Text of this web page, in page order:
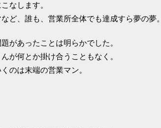
なします。
ど、誰も、営業所全体でも達成すら夢の夢。
があったことは明らかでした。
が何とか掛け合うこともなく。
のは末端の営業マン。